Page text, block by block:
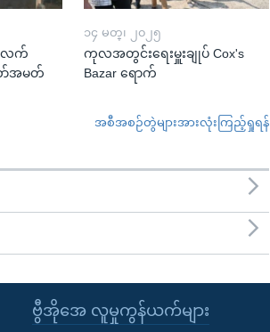
လက်
အမတ်
၁၄ မတ္၊ ၂၀၂၅
ကုလအတွင်းရေးမှူးချုပ် Cox's
Bazar ရောက်
အစီအစဉ်တွဲများအားလုံးကြည့်ရှုရန်
ဗွီအိုအေ လူမှုကွန်ယက်များ